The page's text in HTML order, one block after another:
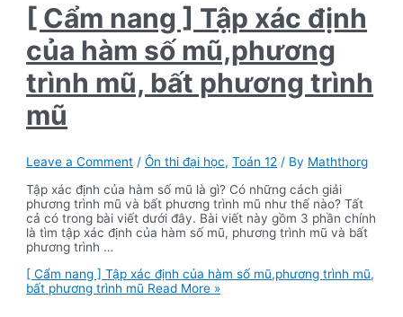
[ Cẩm nang ] Tập xác định
của hàm số mũ,phương
trình mũ, bất phương trình
mũ
Leave a Comment /Ôn thi đại học,Toán 12 / By Maththorg
Tập xác định của hàm số mũ là gì? Có những cách giải
phương trình mũ và bất phương trình mũ như thế nào? Tất
cả có trong bài viết dưới đây. Bài viết này gồm 3 phần chính
là tìm tập xác định của hàm số mũ, phương trình mũ và bất
phương trình …
[ Cẩm nang ] Tập xác định của hàm số mũ,phương trình mũ,
bất phương trình mũ Read More »